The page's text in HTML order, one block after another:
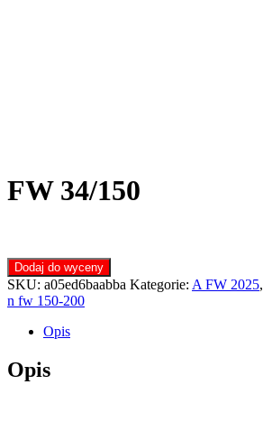
FW 34/150
Dodaj do wyceny
SKU: a05ed6baabba Kategorie: A FW 2025,
n fw 150-200
Opis
Opis